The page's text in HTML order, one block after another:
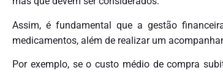
Assim, é fundamental que a gestão
medicamentos, além de realizar um
Por exemplo, se o custo médio de compra